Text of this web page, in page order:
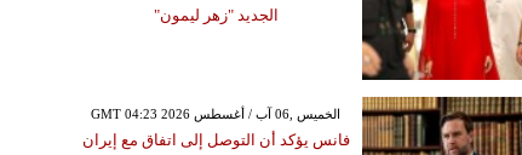
الجديد "زهر ليمون"
GMT 04:23 2026 الخميس ,06 آب / أغسطس
فانس يؤكد أن التوصل إلى اتفاق مع إيران